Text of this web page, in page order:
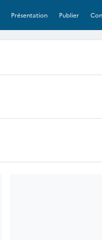
Présentation Publier